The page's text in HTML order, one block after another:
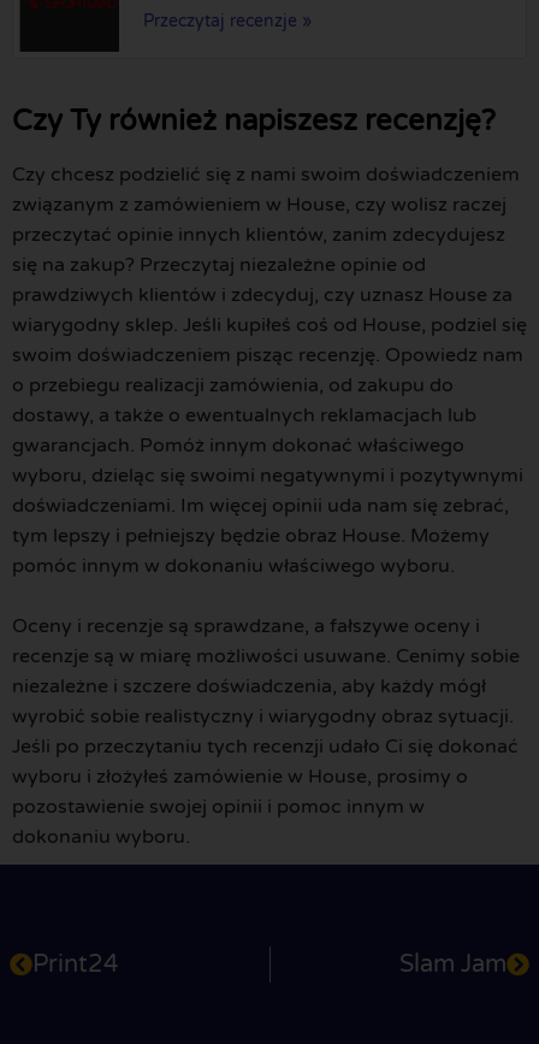
Przeczytaj recenzje »
Czy Ty również napiszesz recenzję?
Czy chcesz podzielić się z nami swoim doświadczeniem
związanym z zamówieniem w House, czy wolisz raczej
przeczytać opinie innych klientów, zanim zdecydujesz
się na zakup? Przeczytaj niezależne opinie od
prawdziwych klientów i zdecyduj, czy uznasz House za
wiarygodny sklep. Jeśli kupiłeś coś od House, podziel się
swoim doświadczeniem pisząc recenzję. Opowiedz nam
o przebiegu realizacji zamówienia, od zakupu do
dostawy, a także o ewentualnych reklamacjach lub
gwarancjach. Pomóż innym dokonać właściwego
wyboru, dzieląc się swoimi negatywnymi i pozytywnymi
doświadczeniami. Im więcej opinii uda nam się zebrać,
tym lepszy i pełniejszy będzie obraz House. Możemy
pomóc innym w dokonaniu właściwego wyboru.
Oceny i recenzje są sprawdzane, a fałszywe oceny i
recenzje są w miarę możliwości usuwane. Cenimy sobie
niezależne i szczere doświadczenia, aby każdy mógł
wyrobić sobie realistyczny i wiarygodny obraz sytuacji.
Jeśli po przeczytaniu tych recenzji udało Ci się dokonać
wyboru i złożyłeś zamówienie w House, prosimy o
pozostawienie swojej opinii i pomoc innym w
dokonaniu wyboru.
Print24 Slam Jam